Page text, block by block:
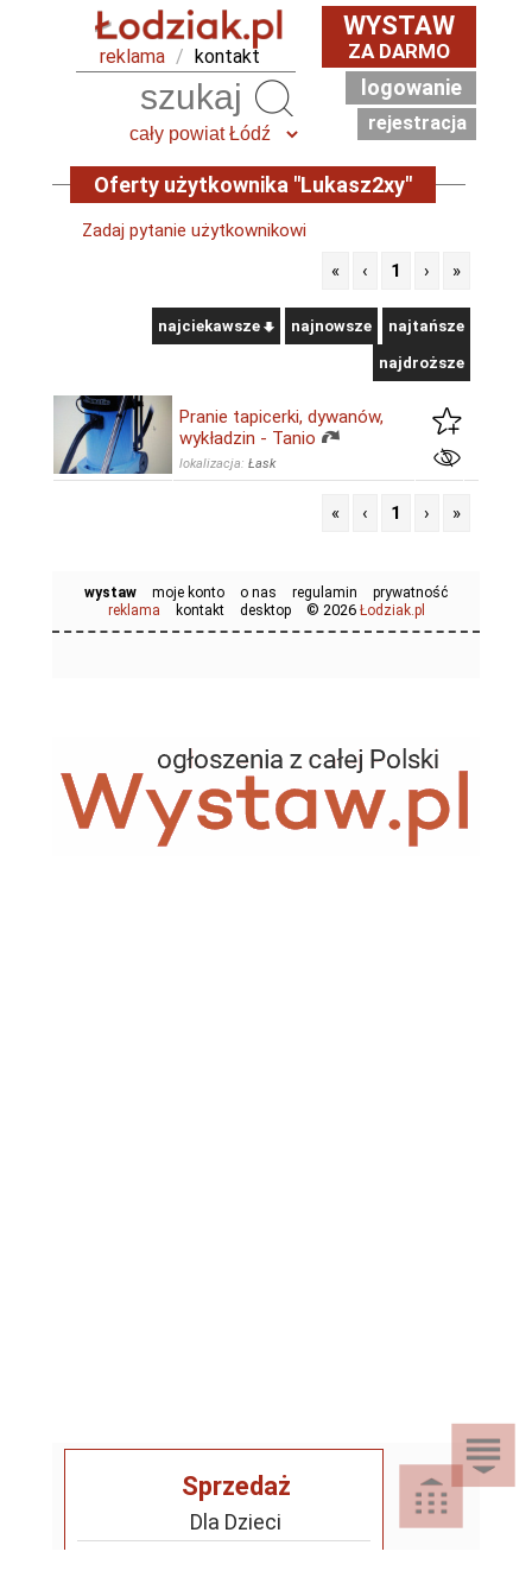
reklama / kontakt
WYSTAW
ZA DARMO
logowanie
rejestracja
Oferty użytkownika "Lukasz2xy"
Zadaj pytanie użytkownikowi
«
‹ 1 › »
najciekawsze najnowsze najtańsze
najdroższe
Pranie tapicerki, dywanów,
wykładzin - Tanio
lokalizacja: Łask
« ‹ 1 › »
wystaw moje konto o nas regulamin
prywatność
reklama
kontakt desktop © 2026 Łodziak.pl
Sprzedaż
Dla Dzieci